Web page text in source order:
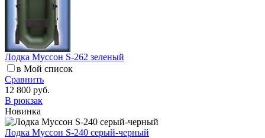
Лодка Муссон S-262 зеленый
в Мой список
Сравнить
12 800 руб.
В рюкзак
Новинка
Лодка Муссон S-240 серый-черный